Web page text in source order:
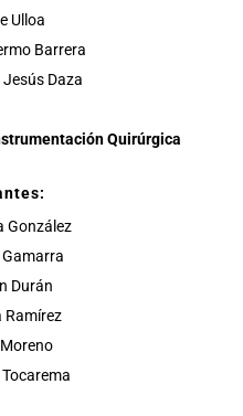
Ulloa
Barrera
Jesús Daza
Quirúrgica
González
Durán
Ramírez